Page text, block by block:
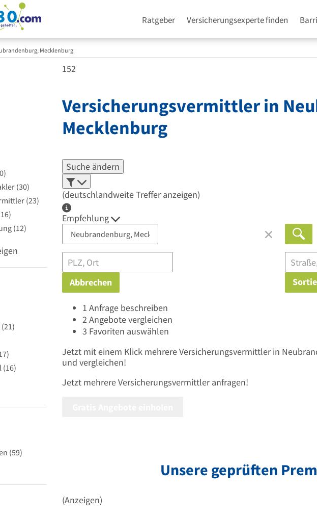
Ratgeber Versicherungsexperte finden
Mecklenburg
)
(30)
(23)
16)
(12)
(21)
17)
(16)
(59)
152
Versicherungsvermittler in
Mecklenburg
Suche ändern
(deutschlandweite Treffer anzeigen)
Empfehlung
Abbrechen
1 Anfrage beschreiben
2Angebote vergleichen
3 Favoriten auswählen
Jetzt mit einem Klick mehrereVersicherungsvermittlerin
und vergleichen!
Jetzt mehrereVersicherungsvermittleranfragen!
Unsere geprüften
(Anzeigen)